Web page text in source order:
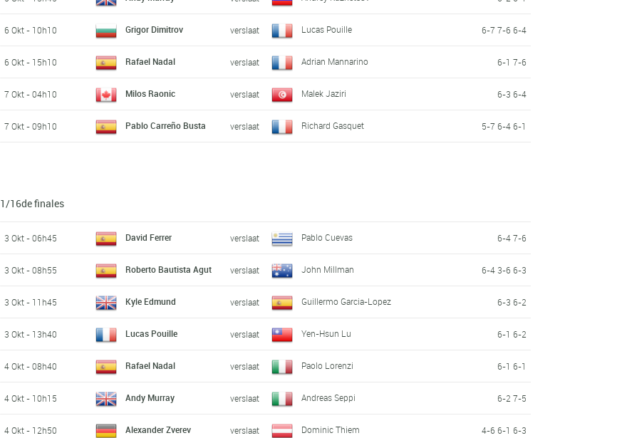
6 Okt - 10h10 Grigor Dimitrov verslaat Lucas Pouille 6-7 7-6 6-4
6 Okt - 15h10 Rafael Nadal verslaat Adrian Mannarino 6-1 7-6
7 Okt - 04h10 Milos Raonic verslaat Malek Jaziri 6-3 6-4
7 Okt - 09h10 Pablo Carreño Busta verslaat Richard Gasquet 5-7 6-4 6-1
1/16de finales
3 Okt - 06h45 David Ferrer verslaat Pablo Cuevas 6-4 7-6
3 Okt - 08h55 Roberto Bautista Agut verslaat John Millman 6-4 3-6 6-3
3 Okt - 11h45 Kyle Edmund verslaat Guillermo Garcia-Lopez 6-3 6-2
3 Okt - 13h40 Lucas Pouille verslaat Yen-Hsun Lu 6-1 6-2
4 Okt - 08h40 Rafael Nadal verslaat Paolo Lorenzi 6-1 6-1
4 Okt - 10h15 Andy Murray verslaat Andreas Seppi 6-2 7-5
4 Okt - 12h50 Alexander Zverev verslaat Dominic Thiem 4-6 6-1 6-3